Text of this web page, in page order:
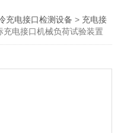
充电接口检测设备 > 充电接
充电接口机械负荷试验装置